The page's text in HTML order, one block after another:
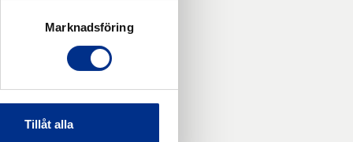
Marknadsföring
Tillåt alla